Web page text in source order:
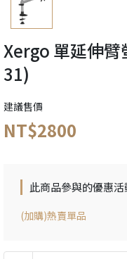
Xergo 單延伸
31)
建議售價
NT$2800
此商品參與的優惠活
(加購)熱賣單品